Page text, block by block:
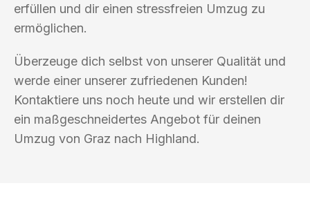
erfüllen und dir einen stressfreien Umzug zu
ermöglichen.
Überzeuge dich selbst von unserer Qualität und
werde einer unserer zufriedenen Kunden!
Kontaktiere uns noch heute und wir erstellen dir
ein maßgeschneidertes Angebot für deinen
Umzug von Graz nach Highland.